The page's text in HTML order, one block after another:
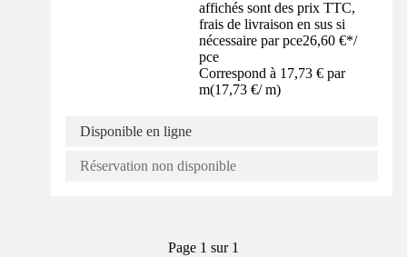
affichés sont des prix TTC,
frais de livraison en sus si
nécessaire par pce26,60 €*/
pce
Correspond à 17,73 € par
m(17,73 €/ m)
Disponible en ligne
Réservation non disponible
Page 1 sur 1